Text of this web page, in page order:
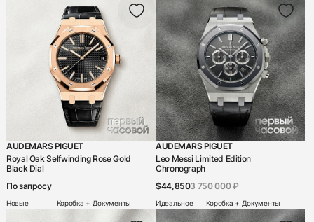
AUDEMARS PIGUET
Royal Oak Selfwinding Rose Gold
Black Dial
По запросу
Новые Коробка + Документы
AUDEMARS PIGUET
Leo Messi Limited Edition
Chronograph
$44,8503 750 000 ₽
Идеальное Коробка + Документы